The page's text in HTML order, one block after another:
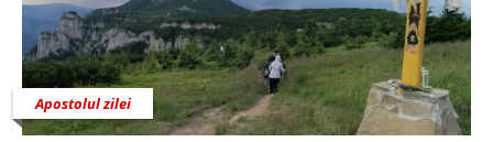
Apostolul zilei